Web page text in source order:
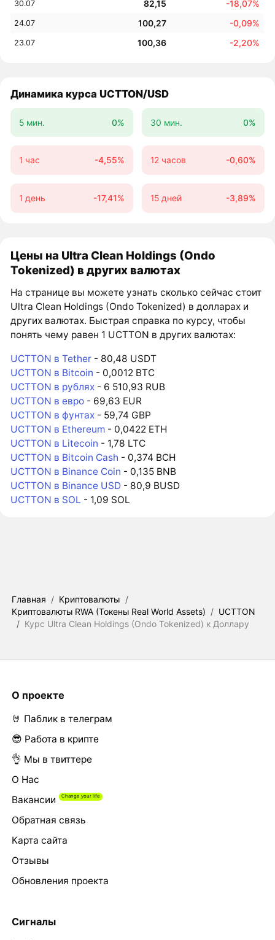
30.07 82,15 -18,07%
24.07 100,27 -0,09%
23.07 100,36 -2,20%
Динамика курса UCTTON/USD
5 мин. 0% 30 мин. 0%
1 час -4,55% 12 часов -0,60%
1 день -17,41% 15 дней -3,89%
Цены на Ultra Clean Holdings (Ondo
Tokenized) в других валютах
На странице вы можете узнать сколько сейчас стоит
Ultra Clean Holdings (Ondo Tokenized) в долларах и
других валютах. Быстрая справка по курсу, чтобы
понять чему равен 1 UCTTON в других валютах:
UCTTON в Tether - 80,48 USDT
UCTTON в Bitcoin - 0,0012 BTC
UCTTON в рублях - 6 510,93 RUB
UCTTON в евро - 69,63 EUR
UCTTON в фунтах - 59,74 GBP
UCTTON в Ethereum - 0,0422 ETH
UCTTON в Litecoin - 1,78 LTC
UCTTON в Bitcoin Cash - 0,374 BCH
UCTTON в Binance Coin - 0,135 BNB
UCTTON в Binance USD - 80,9 BUSD
UCTTON в SOL - 1,09 SOL
Главная / Криптовалюты /
Криптовалюты RWA (Токены Real World Assets) / UCTTON
/ Курс Ultra Clean Holdings (Ondo Tokenized) к Доллару
О проекте
🤘 Паблик в телеграм
😎 Работа в крипте
👌 Мы в твиттере
О Нас
Вакансии
Обратная связь
Карта сайта
Отзывы
Обновления проекта
Сигналы